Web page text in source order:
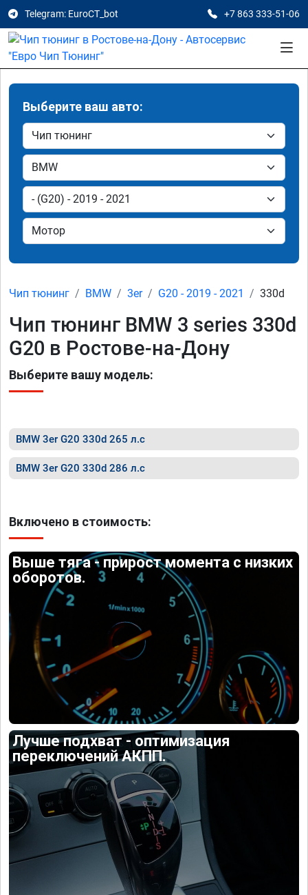
Telegram: EuroCT_bot +7 863 333-51-06
Выберите ваш авто:
Чип тюнинг BMW 3er G20 - 2019 - 2021 330d
Чип тюнинг BMW 3 series 330d
G20 в Ростове-на-Дону
Выберите вашу модель:
BMW 3er G20 330d 265 л.с
BMW 3er G20 330d 286 л.с
Включено в стоимость:
Выше тяга - прирост момента с низких
оборотов.
Лучше подхват - оптимизация
переключений АКПП.